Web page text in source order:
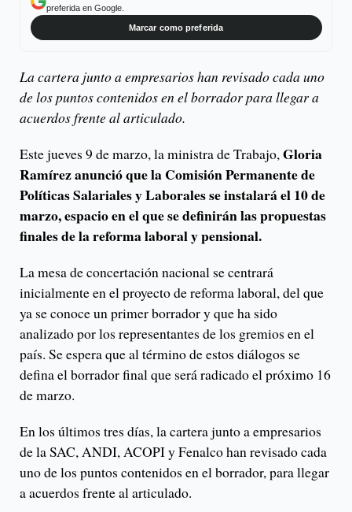
preferida en Google.
Marcar como preferida
La cartera junto a empresarios han revisado cada uno
de los puntos contenidos en el borrador para llegar a
acuerdos frente al articulado.
Este jueves 9 de marzo, la ministra de Trabajo, Gloria
Ramírez anunció que la Comisión Permanente de
Políticas Salariales y Laborales se instalará el 10 de
marzo, espacio en el que se definirán las propuestas
finales de la reforma laboral y pensional.
La mesa de concertación nacional se centrará
inicialmente en el proyecto de reforma laboral, del que
ya se conoce un primer borrador y que ha sido
analizado por los representantes de los gremios en el
país. Se espera que al término de estos diálogos se
defina el borrador final que será radicado el próximo 16
de marzo.
En los últimos tres días, la cartera junto a empresarios
de la SAC, ANDI, ACOPI y Fenalco han revisado cada
uno de los puntos contenidos en el borrador, para llegar
a acuerdos frente al articulado.